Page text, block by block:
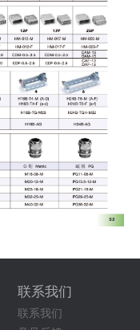
联系我们
联系我们